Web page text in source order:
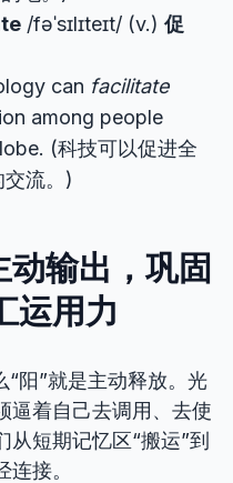
/fəˈsɪlɪteɪt/ (v.) 促
can facilitate
among people
(科技可以促进全
流。)
动输出，巩固
用力
“阳”就是主动释放。光
逼着自己去调用、去使
短期记忆区“搬运”到
接。